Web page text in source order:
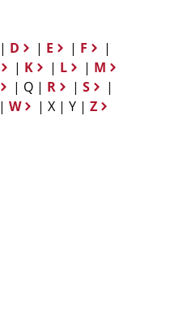
| D | E | F
|
| K | L | M
| Q | R |S
|
|W | X | Y |Z